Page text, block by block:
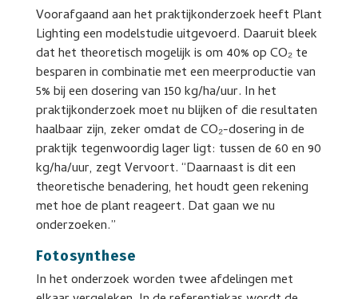
Voorafgaand aan het praktijkonderzoek heeft Plant
Lighting een modelstudie uitgevoerd. Daaruit bleek
dat het theoretisch mogelijk is om 40% op CO₂ te
besparen in combinatie met een meerproductie van
5% bij een dosering van 150 kg/ha/uur. In het
praktijkonderzoek moet nu blijken of die resultaten
haalbaar zijn, zeker omdat de CO₂-dosering in de
praktijk tegenwoordig lager ligt: tussen de 60 en 90
kg/ha/uur, zegt Vervoort. “Daarnaast is dit een
theoretische benadering, het houdt geen rekening
met hoe de plant reageert. Dat gaan we nu
onderzoeken.”
Fotosynthese
In het onderzoek worden twee afdelingen met